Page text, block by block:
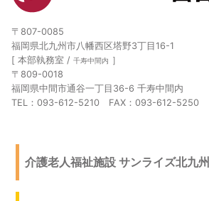
〒807-0085
福岡県北九州市八幡西区塔野3丁目16-1
[ 本部執務室 / 千寿中間内 ］
〒809-0018
福岡県中間市通谷一丁目36-6 千寿中間内
TEL：093-612-5210 FAX：093-612-5250
介護老人福祉施設 サンライズ北九州